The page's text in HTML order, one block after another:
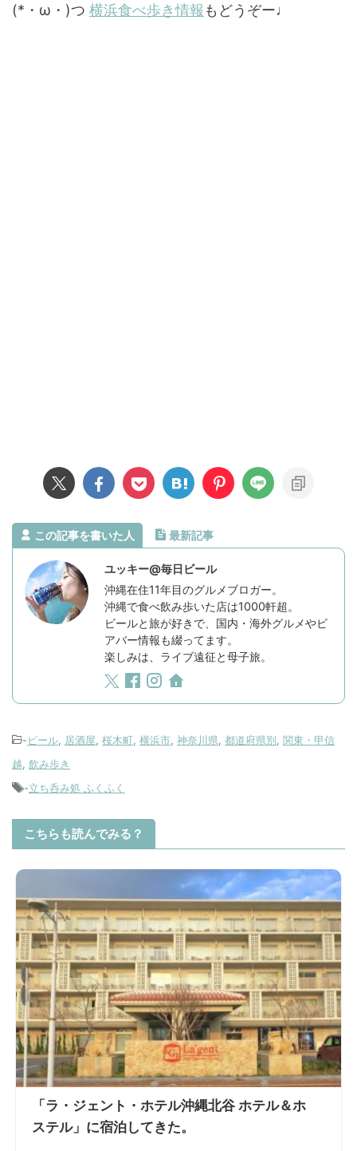
(*・ω・)つ 横浜食べ歩き情報 もどうぞー♩
この記事を書いた人 最新記事
ユッキー@毎日ビール
沖縄在住11年目のグルメブロガー。
沖縄で食べ飲み歩いた店は1000軒超。
ビールと旅が好きで、国内・海外グルメやビ
アバー情報も綴ってます。
楽しみは、ライブ遠征と母子旅。
-ビール, 居酒屋, 桜木町, 横浜市, 神奈川県, 都道府県別, 関東・甲信
越, 飲み歩き
-立ち呑み処 ふくふく
こちらも読んでみる？
「ラ・ジェント・ホテル沖縄北谷 ホテル＆ホ
ステル」に宿泊してきた。